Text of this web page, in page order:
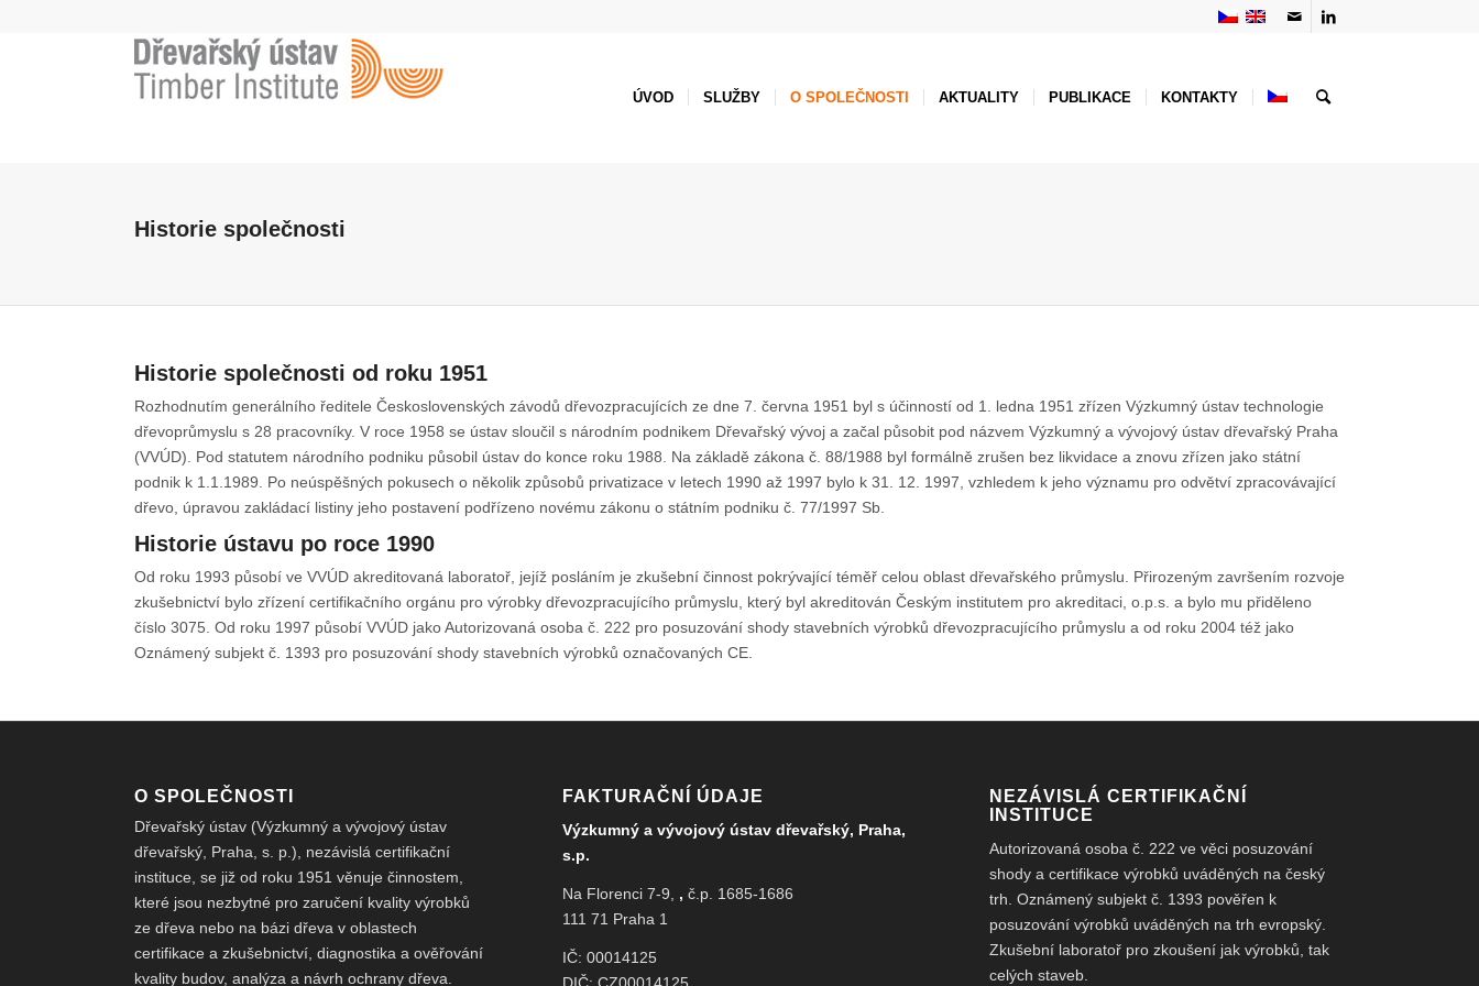
ÚVOD SLUŽBY O SPOLEČNOSTI AKTUALITY PUBLIKACE KONTAKTY
Historie společnosti
Historie společnosti od roku 1951
Rozhodnutím generálního ředitele Československých závodů dřevozpracujících ze dne 7. června 1951 byl s účinností od 1. ledna 1951 zřízen Výzkumný ústav technologie
dřevoprůmyslu s 28 pracovníky. V roce 1958 se ústav sloučil s národním podnikem Dřevařský vývoj a začal působit pod názvem Výzkumný a vývojový ústav dřevařský Praha
(VVÚD). Pod statutem národního podniku působil ústav do konce roku 1988. Na základě zákona č. 88/1988 byl formálně zrušen bez likvidace a znovu zřízen jako státní
podnik k 1.1.1989. Po neúspěšných pokusech o několik způsobů privatizace v letech 1990 až 1997 bylo k 31. 12. 1997, vzhledem k jeho významu pro odvětví zpracovávající
dřevo, úpravou zakládací listiny jeho postavení podřízeno novému zákonu o státním podniku č. 77/1997 Sb.
Historie ústavu po roce 1990
Od roku 1993 působí ve VVÚD akreditovaná laboratoř, jejíž posláním je zkušební činnost pokrývající téměř celou oblast dřevařského průmyslu. Přirozeným završením rozvoje
zkušebnictví bylo zřízení certifikačního orgánu pro výrobky dřevozpracujícího průmyslu, který byl akreditován Českým institutem pro akreditaci, o.p.s. a bylo mu přiděleno
číslo 3075. Od roku 1997 působí VVÚD jako Autorizovaná osoba č. 222 pro posuzování shody stavebních výrobků dřevozpracujícího průmyslu a od roku 2004 též jako
Oznámený subjekt č. 1393 pro posuzování shody stavebních výrobků označovaných CE.
O SPOLEČNOSTI
Dřevařský ústav (Výzkumný a vývojový ústav
dřevařský, Praha, s. p.), nezávislá certifikační
instituce, se již od roku 1951 věnuje činnostem,
které jsou nezbytné pro zaručení kvality výrobků
ze dřeva nebo na bázi dřeva v oblastech
certifikace a zkušebnictví, diagnostika a ověřování
kvality budov, analýza a návrh ochrany dřeva.
FAKTURAČNÍ ÚDAJE
Výzkumný a vývojový ústav dřevařský, Praha,
s.p.
Na Florenci 7-9, , č.p. 1685-1686
111 71 Praha 1
IČ: 00014125
NEZÁVISLÁ CERTIFIKAČNÍ
INSTITUCE
Autorizovaná osoba č. 222 ve věci posuzování
shody a certifikace výrobků uváděných na český
trh. Oznámený subjekt č. 1393 pověřen k
posuzování výrobků uváděných na trh evropský.
Zkušební laboratoř pro zkoušení jak výrobků, tak
celých staveb.